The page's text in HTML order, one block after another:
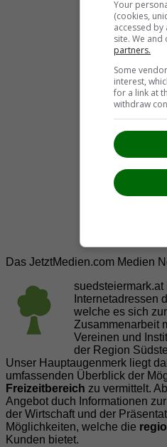
Das JetztMedien.com Medien
Internetadressen
welche es sich
Zusammenarbeit
Vereinen und
der Region
Unser Hauptaugenmerk liegt
umfassenden Überblick der
Freizeitbereich zu vermittelt.
Angebot duch Informationen
der Wirtschaft und der
Möglichkeiten, welche die
Kunden bietet.
Your
(cookies,
accessed
site. We
partners.
Some
interest,
for a link at
withdraw